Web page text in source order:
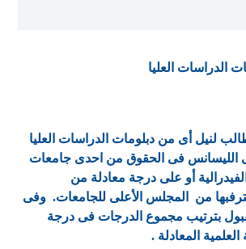
الدراسات العليا
لنيل أى من دبلومات الدراسات العليا
الليسانس فى الحقوق من احدى جامعات
أو على درجة معادلة من
من المجلس الأعلى للجامعات. وفى
بترتيب مجموع الدرجات فى درجة
المعادلة .